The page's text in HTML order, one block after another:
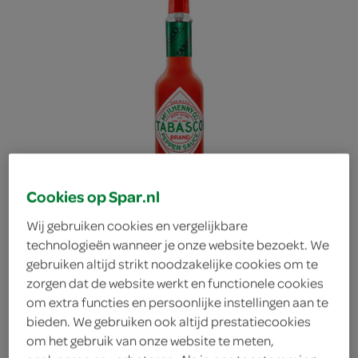
Tabasco
Tabasco
Cookies op Spar.nl
Wij gebruiken cookies en vergelijkbare
technologieën wanneer je onze website bezoekt. We
gebruiken altijd strikt noodzakelijke cookies om te
zorgen dat de website werkt en functionele cookies
om extra functies en persoonlijke instellingen aan te
bieden. We gebruiken ook altijd prestatiecookies
om het gebruik van onze website te meten,